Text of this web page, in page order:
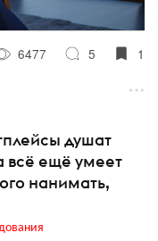
6477 5 1
душат
всё ещё умеет
нанимать,